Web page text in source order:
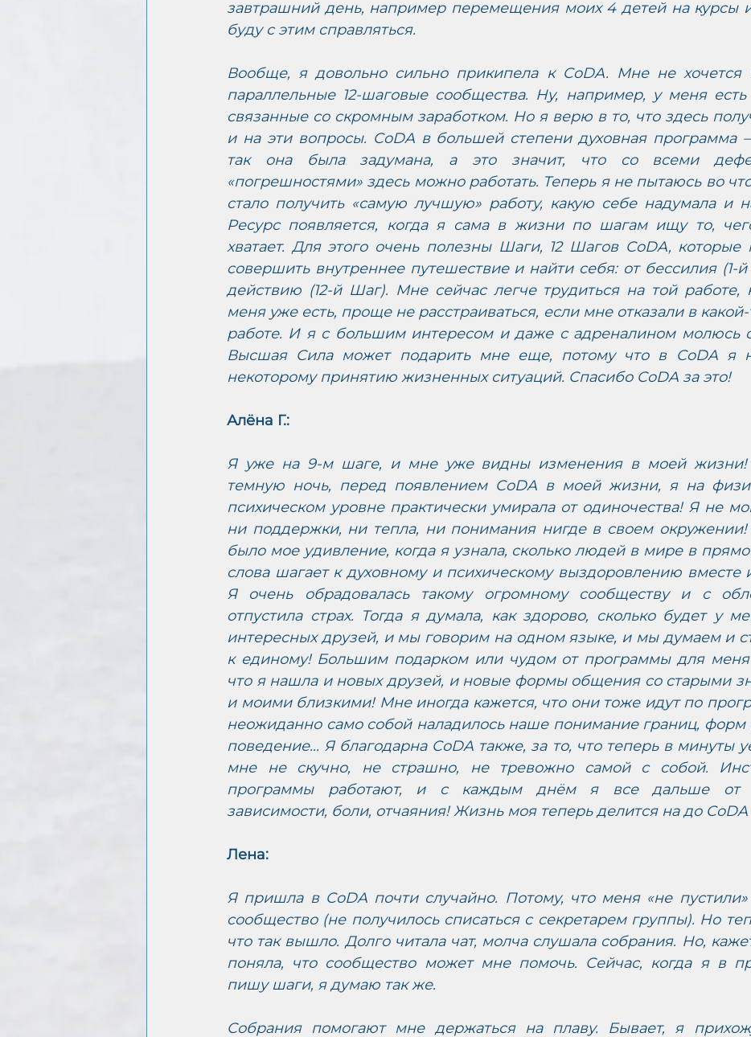
завтрашний день, например перемещения моих 4 детей на курсы
буду с этим справляться.
Вообще, я довольно сильно прикипела к CoDA. Мне не хочется
параллельные 12-шаговые сообщества. Ну, например, у меня
связанные со скромным заработком. Но я верю в то, что здесь
и на эти вопросы. CoDA в большей степени духовная программа
так она была задумана, а это значит, что со всеми
«погрешностями» здесь можно работать. Теперь я не пытаюсь во
стало получить «самую лучшую» работу, какую себе надумала и
Ресурс появляется, когда я сама в жизни по шагам ищу то,
хватает. Для этого очень полезны Шаги, 12 Шагов CoDA, которые
совершить внутреннее путешествие и найти себя: от бессилия
действию (12-й Шаг). Мне сейчас легче трудиться на той работе,
меня уже есть, проще не расстраиваться, если мне отказали в
работе. И я с большим интересом и даже с адреналином молюсь
Высшая Сила может подарить мне еще, потому что в CoDA я
некоторому принятию жизненных ситуаций. Спасибо CoDA за это!
Алёна Г.:
Я уже на 9-м шаге, и мне уже видны изменения в моей
темную ночь, перед появлением CoDA в моей жизни, я на
психическом уровне практически умирала от одиночества! Я не
ни поддержки, ни тепла, ни понимания нигде в своем
было мое удивление, когда я узнала, сколько людей в мире в
слова шагает к духовному и психическому выздоровлению вместе
Я очень обрадовалась такому огромному сообществу и с
отпустила страх. Тогда я думала, как здорово, сколько будет у
интересных друзей, и мы говорим на одном языке, и мы думаем и
к единому! Большим подарком или чудом от программы для меня
что я нашла и новых друзей, и новые формы общения со старыми
и моими близкими! Мне иногда кажется, что они тоже идут по
неожиданно само собой наладилось наше понимание границ,
поведение... Я благодарна CoDA также, за то, что теперь в минуты
мне не скучно, не страшно, не тревожно самой с собой.
программы работают, и с каждым днём я все дальше от
зависимости, боли, отчаяния! Жизнь моя теперь делится на до
Лена:
Я пришла в CoDA почти случайно. Потому, что меня «не
сообщество (не получилось списаться с секретарем группы). Но
что так вышло. Долго читала чат, молча слушала собрания. Но,
поняла, что сообщество может мне помочь. Сейчас, когда я в
пишу шаги, я думаю так же.
Собрания помогают мне держаться на плаву. Бывает, я